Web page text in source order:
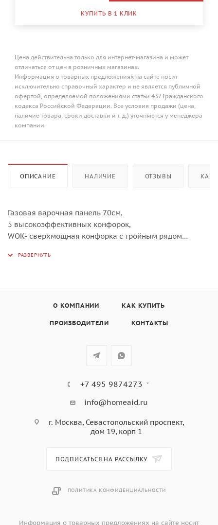
КУПИТЬ В 1 КЛИК
Цена действительна только для интернет-магазина и может
отличаться от цен в розничных магазинах.
Информация о товарных предложениях на сайте носит
исключительно справочный характер и не является публичной
офертой, определяемой положениями статьи 437 Гражданского
кодекса Российской Федерации. Все условия продажи (цена,
наличие товара, сроки доставки и т. д.) уточняются у менеджера
компании.
ОПИСАНИЕ НАЛИЧИЕ ОТЗЫВЫ КАК
Газовая варочная панель 70см,
5 высокоэффективных конфорок,
WOK- сверхмощная конфорка с тройным рядом
автоматический электроподжиг,
в комплекте - чугунная подставка WOK и адаптер для
О КОМПАНИИ КАК КУПИТЬ
ПРОИЗВОДИТЕЛИ КОНТАКТЫ
+7 495 9874273
info@homeaid.ru
г. Москва, Севастопольский проспект,
дом 19, корп 1
ПОДПИСАТЬСЯ НА РАССЫЛКУ
ПОЛИТИКА КОНФИДЕНЦИАЛЬНОСТИ
Информация о товарных предложениях на сайте носит